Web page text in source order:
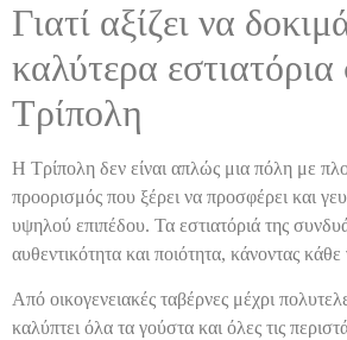
Γιατί αξίζει να
καλύτερα εστιατόρια
Τρίπολη
Η Τρίπολη δεν είναι απλώς μια πόλη με
προορισμός που ξέρει να προσφέρει και
υψηλού επιπέδου. Τα εστιατόριά της
αυθεντικότητα και ποιότητα, κάνοντας
Από οικογενειακές ταβέρνες μέχρι
καλύπτει όλα τα γούστα και όλες τις